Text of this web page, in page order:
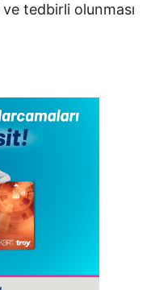
tedbirli olunması